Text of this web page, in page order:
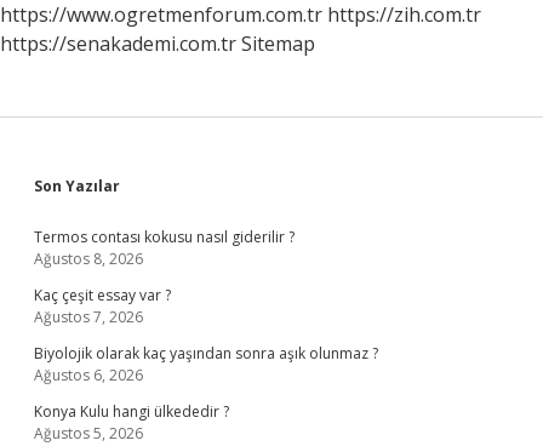
Verilir
https://www.ogretmenforum.com.tr https://zih.com.tr
https://senakademi.com.trSitemap
Sidebar
Son Yazılar
Termos contası kokusu nasıl giderilir ?
Ağustos 8, 2026
Kaç çeşit essay var ?
Ağustos 7, 2026
Biyolojik olarak kaç yaşından sonra aşık olunmaz ?
Ağustos 6, 2026
Konya Kulu hangi ülkededir ?
Ağustos 5, 2026